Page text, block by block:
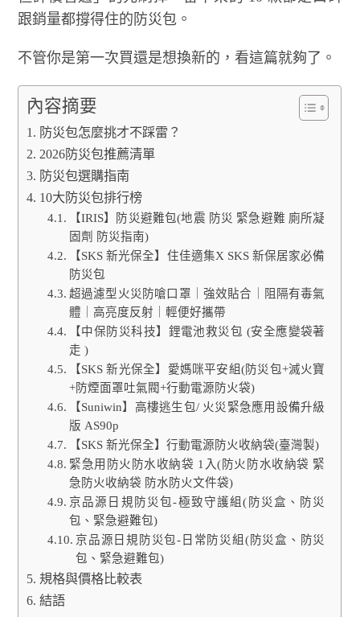
跟銷量都撐得住的防災包。
不管你是第一次買還是想換新的，看這篇就夠了。
內容摘要
防災包怎麼挑才不踩雷？
2026防災包推薦清單
防災包選購指南
10大防災包排行榜
【IRIS】防災避難包(地震 防災 緊急避難 廁所凝
固劑 防災指南)
【SKS 新光保全】住佳適集X SKS 新保居家必備
防災包
超過濾型火災防嗆口罩｜強效貼合｜阻隔有毒氣
體｜高亮度反射｜輕便好攜帶
【中保防災科技】鋰電池救災包 (安全應變袋著
走 )
【SKS 新光保全】愛媽咪平安組(防災包+滅火寶
+防煙面罩吐氣閥+行動電源防火袋)
【Suniwin】高樓逃生包/ 火災緊急應用設備升級
版 AS90p
【SKS 新光保全】行動電源防火收納袋(臺灣製)
緊急用防火防水收納袋 1入(防火防水收納袋 緊
急防火收納袋 防水防火文件袋)
京品源日規防災包-極致守護組(防災盒、防災
包、緊急避難包)
京品源日規防災包-日常防災組(防災盒、防災
包、緊急避難包)
規格與價格比較表
結語